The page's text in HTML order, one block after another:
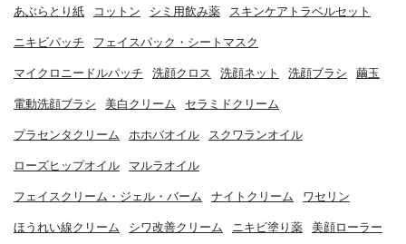
あぶらとり紙 コットン シミ用飲み薬 スキンケアトラベルセット
ニキビパッチ フェイスパック・シートマスク
マイクロニードルパッチ 洗顔クロス 洗顔ネット 洗顔ブラシ 繭玉
電動洗顔ブラシ 美白クリーム セラミドクリーム
プラセンタクリーム ホホバオイル スクワランオイル
ローズヒップオイル マルラオイル
フェイスクリーム・ジェル・バーム ナイトクリーム ワセリン
ほうれい線クリーム シワ改善クリーム ニキビ塗り薬 美顔ローラー